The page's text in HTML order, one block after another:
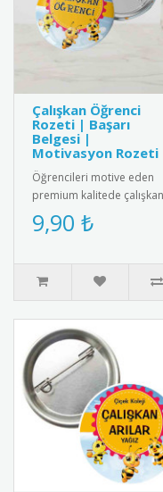
Çalışkan Öğrenci
Rozeti | Başarı
Belgesi |
Motivasyon Rozeti
Öğrencileri motive eden
premium kalitede çalışkan
öğrenci rozeti. Metal
malzemeden üretilmiş,
9,90 ₺